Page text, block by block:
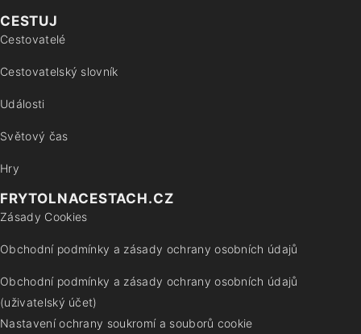
CESTUJ
Cestovatelé
Cestovatelský slovník
Události
Světový čas
Hry
FRYTOLNACESTACH.CZ
Zásady Cookies
Obchodní podmínky a zásady ochrany osobních údajů
Obchodní podmínky a zásady ochrany osobních údajů
(uživatelský účet)
Nastavení ochrany soukromí a souborů cookie